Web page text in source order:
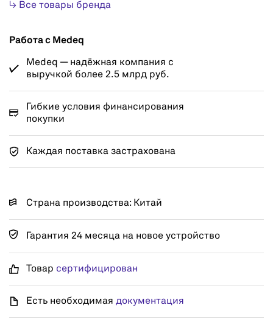
↳ Все товары бренда
Работа с Medeq
Medeq — надёжная компания с
выручкой более 2.5 млрд руб.
Гибкие условия финансирования
покупки
Каждая поставка застрахована
Страна производства: Китай
Гарантия 24 месяца на новое устройство
Товар сертифицирован
Есть необходимая документация